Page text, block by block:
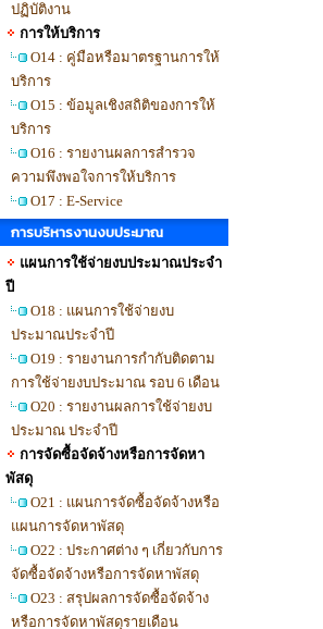
ปฏิบัติงาน
การให้บริการ
O14 : คู่มือหรือมาตรฐานการให้
บริการ
O15 : ข้อมูลเชิงสถิติของการให้
บริการ
O16 : รายงานผลการสำรวจ
ความพึงพอใจการให้บริการ
O17 : E-Service
การบริหารงานงบประมาณ
แผนการใช้จ่ายงบประมาณประจำ
ปี
O18 : แผนการใช้จ่ายงบ
ประมาณประจำปี
O19 : รายงานการกำกับติดตาม
การใช้จ่ายงบประมาณ รอบ 6 เดือน
O20 : รายงานผลการใช้จ่ายงบ
ประมาณ ประจำปี
การจัดซื้อจัดจ้างหรือการจัดหา
พัสดุ
O21 : แผนการจัดซื้อจัดจ้างหรือ
แผนการจัดหาพัสดุ
O22 : ประกาศต่าง ๆ เกี่ยวกับการ
จัดซื้อจัดจ้างหรือการจัดหาพัสดุ
O23 : สรุปผลการจัดซื้อจัดจ้าง
หรือการจัดหาพัสดุรายเดือน